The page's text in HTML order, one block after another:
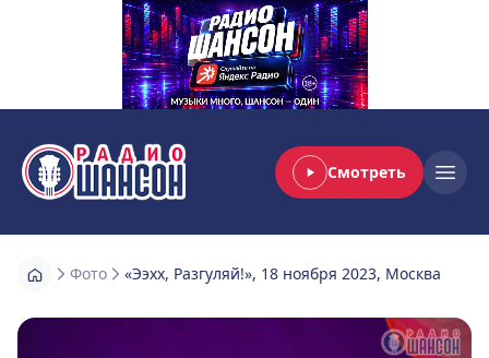
Радио Шансон Смотреть
Фото «Ээхх, Разгуляй!», 18 ноября 2023, Москва